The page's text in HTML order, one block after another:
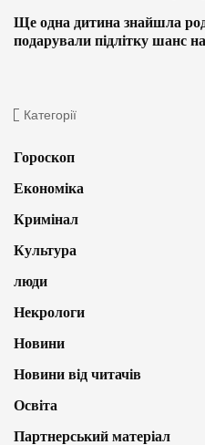
Ще одна дитина знайшла
подарували підлітку шанс
Категорії
Гороскоп
Економіка
Кримінал
Культура
люди
Некрологи
Новини
Новини від читачів
Освіта
Партнерський матеріал